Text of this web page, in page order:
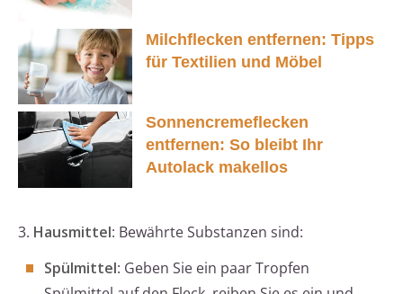
Milchflecken entfernen: Tipps
für Textilien und Möbel
Sonnencremeflecken
entfernen: So bleibt Ihr
Autolack makellos
3. Hausmittel: Bewährte Substanzen sind:
Spülmittel: Geben Sie ein paar Tropfen